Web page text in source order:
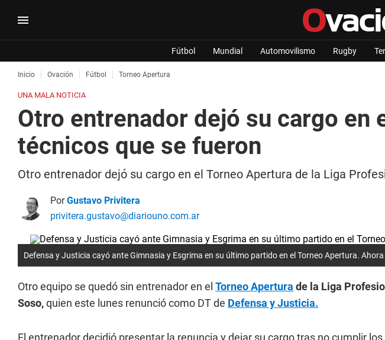
Fútbol Mundial Automovilismo Rugby
Inicio Ovación Fútbol Torneo Apertura
UNA MALA NOTICIA
Otro entrenador dejó su cargo en
técnicos que se fueron
Otro entrenador dejó su cargo en el Torneo Apertura de la Liga
PorGustavo Privitera
privitera.gustavo@diariouno.com.ar
Defensa y Justicia cayó ante Gimnasia y Esgrima en su último partido en el Torneo Apertura. Ahora
Otro equipo se quedó sin entrenador en el Torneo Apertura de la Liga
Soso,quien este lunes renunció como DT de Defensa y Justicia.
El entrenador decidió presentar la renuncia y dejar su cargo tras no cumplir